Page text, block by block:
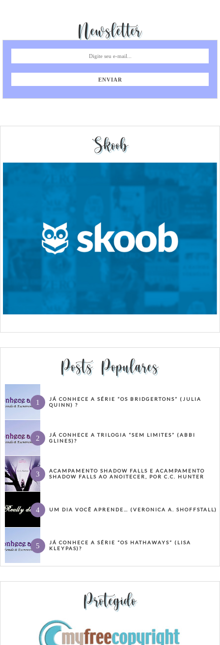
Newsletter
Skoob
Posts Populares
JÁ CONHECE A SÉRIE “OS BRIDGERTONS” (JULIA
QUINN) ?
JÁ CONHECE A TRILOGIA “SEM LIMITES” (ABBI
GLINES)?
ACAMPAMENTO SHADOW FALLS E ACAMPAMENTO
SHADOW FALLS AO ANOITECER, POR C.C. HUNTER
UM DIA VOCÊ APRENDE… (VERONICA A. SHOFFSTALL)
JÁ CONHECE A SÉRIE “OS HATHAWAYS” (LISA
KLEYPAS)?
Protegido